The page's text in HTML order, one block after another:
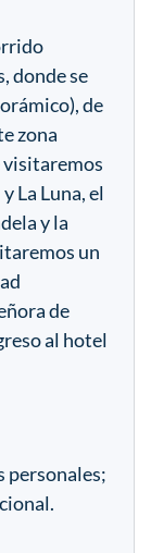
donde se
de
zona
visitaremos
La Luna, el
y la
un
de
al hotel
personales;